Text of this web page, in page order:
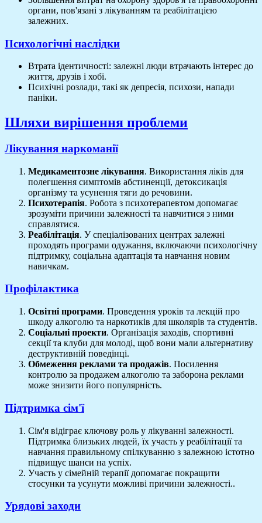
органи, пов'язані з лікуванням та реабілітацією
залежних.
Психологічні наслідки
Втрата ідентичності: залежні люди втрачають інтерес до
життя, друзів і хобі.
Психічні розлади, такі як депресія, психози, напади
паніки.
Шляхи вирішення проблеми
Лікування наркоманії
Медикаментозне лікування. Використання ліків для
полегшення симптомів абстиненції, детоксикація
організму та усунення тяги до речовини.
Психотерапія. Робота з психотерапевтом допомагає
зрозуміти причини залежності та навчитися з ними
справлятися.
Реабілітація. У спеціалізованих центрах залежні
проходять програми одужання, включаючи психологічну
підтримку, соціальна адаптація та навчання новим
навичкам.
Профілактика
Освітні програми. Проведення уроків та лекцій про
шкоду алкоголю та наркотиків для школярів та студентів.
Соціальні проекти. Організація заходів, спортивні
секції та клуби для молоді, щоб вони мали альтернативу
деструктивній поведінці.
Обмеження реклами та продажів. Посилення
контролю за продажем алкоголю та заборона реклами
може знизити його популярність.
Підтримка сім'ї
Сім'я відіграє ключову роль у лікуванні залежності.
Підтримка близьких людей, їх участь у реабілітації та
навчання правильному спілкуванню з залежною істотно
підвищує шанси на успіх.
Участь у сімейній терапії допомагає покращити
стосунки та усунути можливі причини залежності..
Урядові заходи